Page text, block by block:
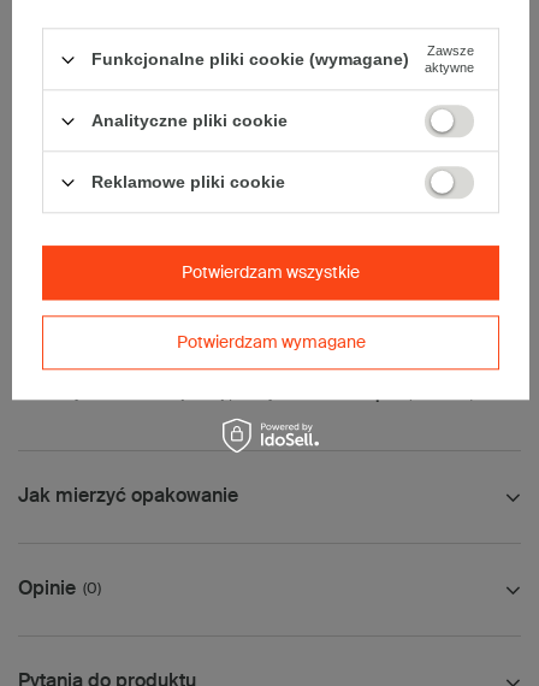
• InPost B
• Pocztex M
• Orlen Paczka M
otwieranie.
Maksymalna waga paczki -31,5kg
Jak mierzyć opakowanie
Opinie (0)
Pytania do produktu
Funkcjonalne pliki cookie (wymagane)
Zawsze
aktywne
Analityczne pliki cookie
Reklamowe pliki cookie
Potwierdzam wymagane
Potwierdzam wszystkie